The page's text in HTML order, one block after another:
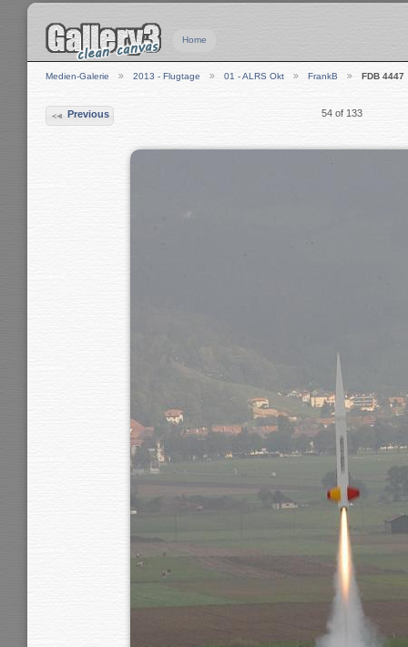
Home
Medien-Galerie 2013 - Flugtage 01 - ALRS Okt FrankB FDB 4447
Previous 54 of 133